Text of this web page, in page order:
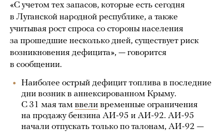
«С учетом тех запасов, которые есть сегодня
в Луганской народной республике, а также
учитывая рост спроса со стороны населения
за прошедшие несколько дней, существует риск
возникновения дефицита», — говорится
в сообщении.
Наиболее острый дефицит топлива в последние
дни возник в аннексированном Крыму.
C 31 мая там ввели временные ограничения
на продажу бензина АИ-95 и АИ-92. АИ-95
начали отпускать только по талонам, АИ-92 —